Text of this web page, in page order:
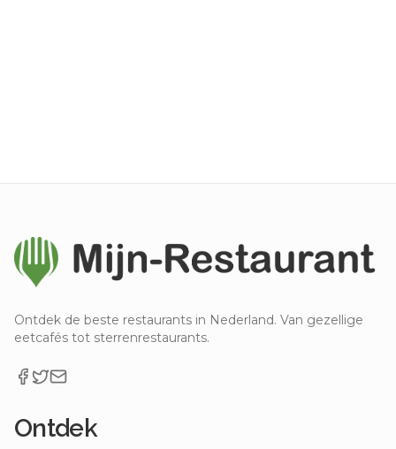
Ontdek de beste restaurants in Nederland. Van gezellige
eetcafés tot sterrenrestaurants.
Ontdek